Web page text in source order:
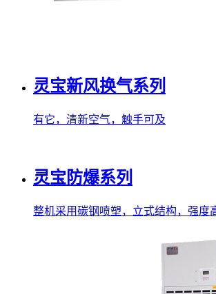
灵宝新风换气系列
有它，清新空气，触手可及
灵宝防爆系列
整机采用碳钢喷塑，立式结构，强度